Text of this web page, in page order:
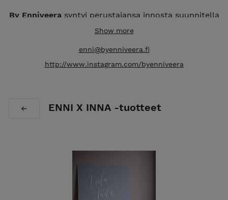
By Enniveerasyntyi perustajansa innosta suunnitella
upeita häätuotteita. Tämä muovautui nopeasti
laadukkaita akryylituotteita, täysin asiakkaan
toiveisiin pohjautuen.
viimeisteltyä estetiikkaa yrityksellesi, saamme
löytyy laajemmin tekemiäni tuotteita
ja jos joku tuotteiden tilaamisessa askarruttaa, ole
minuun yhteydessä joko DM tai 💌
enni@byenniveera.fi
Show more
enni@byenniveera.fi
http://www.instagram.com/byenniveera
ENNI X INNA -tuotteet